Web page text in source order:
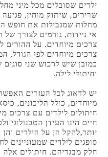
ילדים שסובלים מכל מיני
שרירים, שיתוק מוחין,
מחלות שמגבילות את חופש
אי ניידות, גורמים לצורך
צרכים מיוחדים. על ההורים
צרכים מיוחדים לפי הגודל,
כמובן שיש לרכוש שני סוגים
וחיתולי לילה.
יש לדאוג לכל העזרים
מיוחדים, כולל הליכונים,
חיתולים לילדים עם צרכים
חיים הינו העידן הטכנולוגי
יותר,להקל הן על הילדים
סופגים לילדים שמעוניינים
חלק מבגדיהם. חיתולים אלה